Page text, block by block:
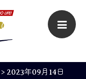
> 2023年09月14日